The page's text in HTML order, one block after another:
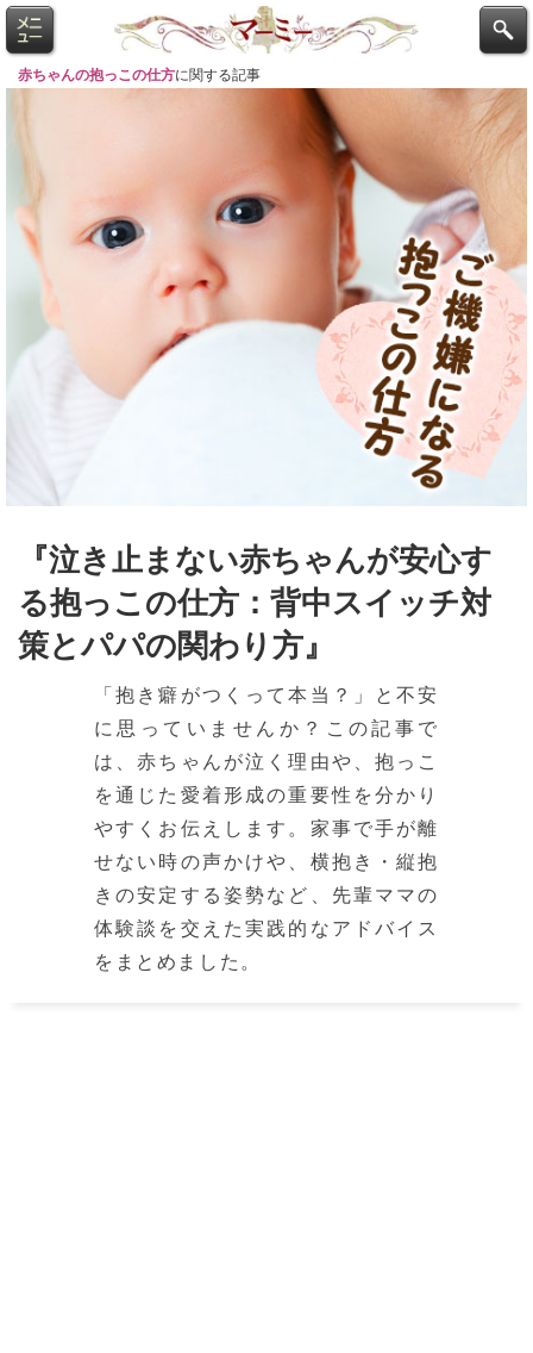
赤ちゃんの抱っこの仕方に関する記事
『泣き止まない赤ちゃんが安心す
る抱っこの仕方：背中スイッチ対
策とパパの関わり方』
「抱き癖がつくって本当？」と不安
に思っていませんか？この記事で
は、赤ちゃんが泣く理由や、抱っこ
を通じた愛着形成の重要性を分かり
やすくお伝えします。家事で手が離
せない時の声かけや、横抱き・縦抱
きの安定する姿勢など、先輩ママの
体験談を交えた実践的なアドバイス
をまとめました。